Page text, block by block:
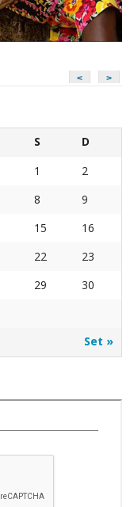
< >
S
D
1
2
8
9
15
16
22
23
29
30
Set »